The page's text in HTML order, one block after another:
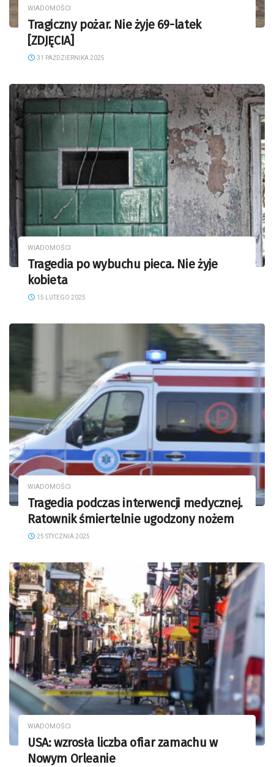
WIADOMOŚCI
Tragiczny pożar. Nie żyje 69-latek
[ZDJĘCIA]
31 PAŹDZIERNIKA 2025
WIADOMOŚCI
Tragedia po wybuchu pieca. Nie żyje
kobieta
15 LUTEGO 2025
WIADOMOŚCI
Tragedia podczas interwencji medycznej.
Ratownik śmiertelnie ugodzony nożem
25 STYCZNIA 2025
WIADOMOŚCI
USA: wzrosła liczba ofiar zamachu w
Nowym Orleanie